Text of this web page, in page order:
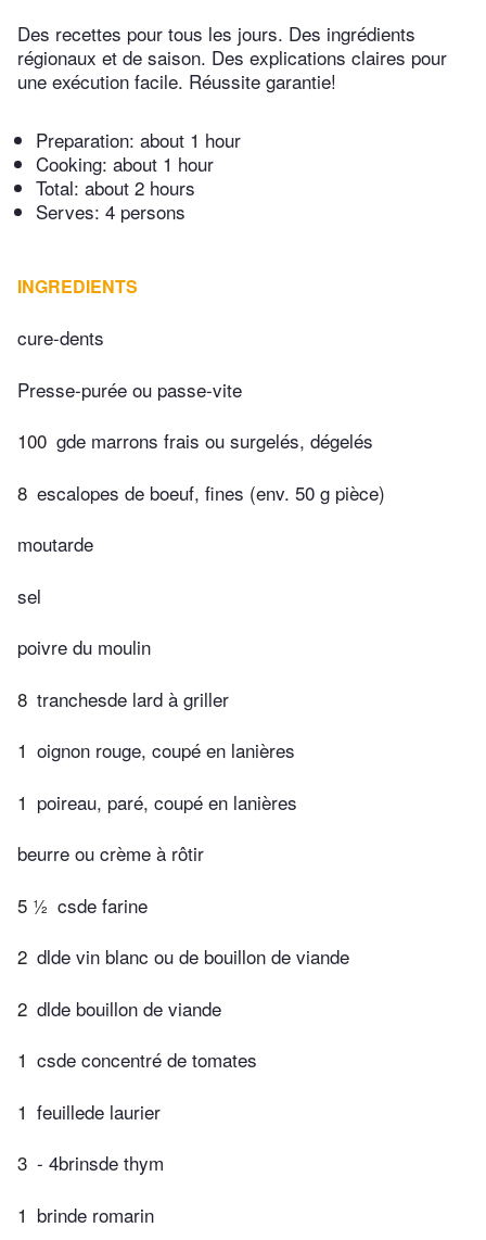
Des recettes pour tous les jours. Des ingrédients
régionaux et de saison. Des explications claires pour
une exécution facile. Réussite garantie!
Preparation: about 1 hour
Cooking: about 1 hour
Total: about 2 hours
Serves: 4 persons
INGREDIENTS
cure-dents
Presse-purée ou passe-vite
100 gde marrons frais ou surgelés, dégelés
8 escalopes de boeuf, fines (env. 50 g pièce)
moutarde
sel
poivre du moulin
8 tranchesde lard à griller
1 oignon rouge, coupé en lanières
1 poireau, paré, coupé en lanières
beurre ou crème à rôtir
5 ½ csde farine
2 dlde vin blanc ou de bouillon de viande
2 dlde bouillon de viande
1 csde concentré de tomates
1 feuillede laurier
3 - 4brinsde thym
1 brinde romarin